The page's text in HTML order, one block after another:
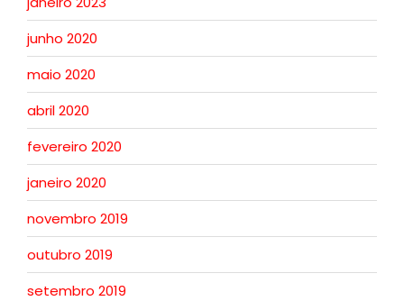
junho 2020
maio 2020
abril 2020
fevereiro 2020
janeiro 2020
novembro 2019
outubro 2019
setembro 2019